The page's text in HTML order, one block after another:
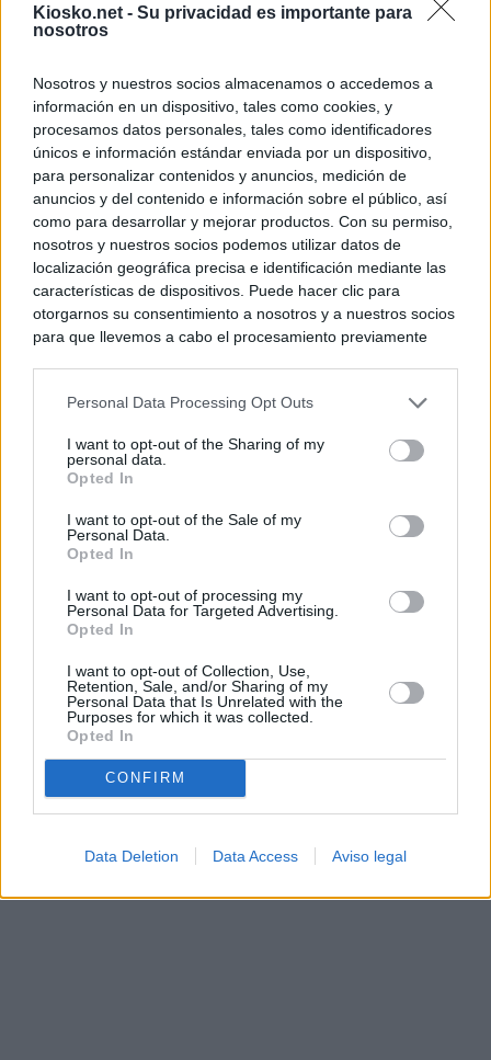
Kiosko.net - Su privacidad es importante para
nosotros
Nosotros y nuestros socios almacenamos o accedemos a
información en un dispositivo, tales como cookies, y
procesamos datos personales, tales como identificadores
únicos e información estándar enviada por un dispositivo,
para personalizar contenidos y anuncios, medición de
anuncios y del contenido e información sobre el público, así
como para desarrollar y mejorar productos. Con su permiso,
nosotros y nuestros socios podemos utilizar datos de
localización geográfica precisa e identificación mediante las
características de dispositivos. Puede hacer clic para
otorgarnos su consentimiento a nosotros y a nuestros socios
para que llevemos a cabo el procesamiento previamente
negar su consentimiento. Tenga en cuenta que algún
de su consentimiento, pero usted tiene el derecho de
rechazar tal procesamiento. Sus preferencias se aplicarán
cualquier momento entrando de nuevo en este sitio web o
visitando nuestra política de privacidad.
Personal Data Processing Opt Outs
I want to opt-out of the Sharing of my
personal data.
Opted In
I want to opt-out of the Sale of my
Personal Data.
Opted In
I want to opt-out of processing my
Personal Data for Targeted Advertising.
Opted In
I want to opt-out of Collection, Use,
Retention, Sale, and/or Sharing of my
Personal Data that Is Unrelated with the
Purposes for which it was collected.
Opted In
CONFIRM
Data Deletion Data Access Aviso legal